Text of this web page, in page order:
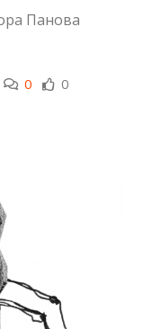
Панова
0 0